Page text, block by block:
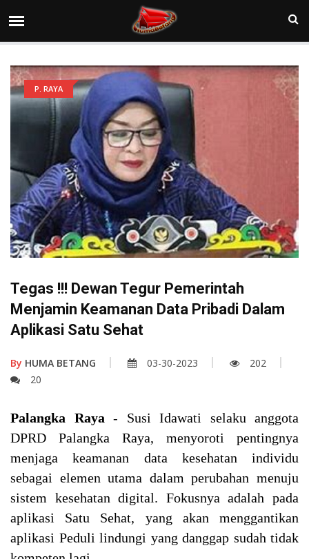
P. RAYA
Tegas !!! Dewan Tegur Pemerintah
Menjamin Keamanan Data Pribadi Dalam
Aplikasi Satu Sehat
By HUMA BETANG 03-30-2023
202
20
Palangka Raya - Susi Idawati selaku anggota
DPRD Palangka Raya, menyoroti pentingnya
menjaga keamanan data kesehatan individu
sebagai elemen utama dalam perubahan menuju
sistem kesehatan digital. Fokusnya adalah pada
aplikasi Satu Sehat, yang akan menggantikan
aplikasi Peduli lindungi yang danggap sudah tidak